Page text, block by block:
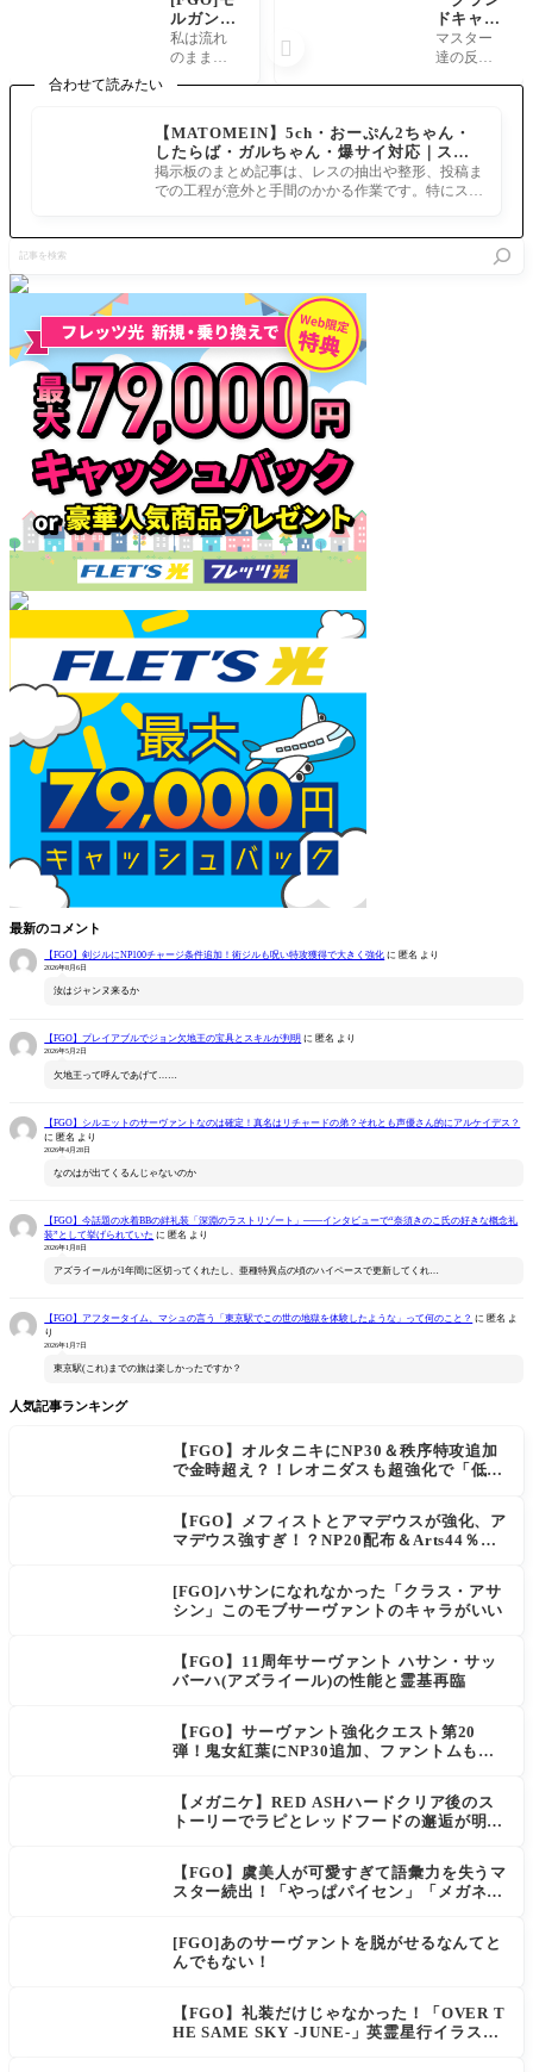
合わせて読みたい
【MATOMEIN】5ch・おーぷん2ちゃん・
したらば・ガルちゃん・爆サイ対応｜スマ
ホでまとめ記事を作れるアプリ FGOのまと
め記事ができるまで
掲示板のまとめ記事は、レスの抽出や整形、投稿ま
での工程が意外と手間のかかる作業です。特にスマ
を
検
最新のコメント
【FGO】剣ジルにNP100チャージ条件追加！術ジルも呪い特攻獲得で大きく強化 に 匿名 より
2026年8月6日
汝はジャンヌ来るか
【FGO】プレイアブルでジョン欠地王の宝具とスキルが判明 に 匿名 より
2026年5月2日
欠地王って呼んであげて……
【FGO】シルエットのサーヴァントなのは確定！真名はリチャードの弟？それとも声優さん的にアルケイデス？
に 匿名 より
2026年4月28日
なのはが出てくるんじゃないのか
【FGO】今話題の水着BBの絆礼装「深淵のラストリゾート」――インタビューで“奈須きのこ氏の好きな概念礼
装”として挙げられていた に 匿名 より
2026年1月8日
アズライールが1年間に区切ってくれたし、亜種特異点の頃のハイペースで更新してくれ…
【FGO】アフタータイム、マシュの言う「東京駅でこの世の地獄を体験したような」って何のこと？ に 匿名 よ
り
2026年1月7日
東京駅(これ)までの旅は楽しかったですか？
人気記事ランキング
【FGO】オルタニキにNP30＆秩序特攻追加
で金時超え？！レオニダスも超強化で「低レ
【FGO】メフィストとアマデウスが強化、ア
マデウス強すぎ！？NP20配布＆Arts44％強
[FGO]ハサンになれなかった「クラス・アサ
シン」このモブサーヴァントのキャラがいい
【FGO】11周年サーヴァント ハサン・サッ
バーハ(アズライール)の性能と霊基再臨
【FGO】サーヴァント強化クエスト第20
弾！鬼女紅葉にNP30追加、ファントムも大
【メガニケ】RED ASHハードクリア後のス
トーリーでラピとレッドフードの邂逅が明か
【FGO】虞美人が可愛すぎて語彙力を失うマ
スター続出！「やっぱパイセン」「メガネよ
[FGO]あのサーヴァントを脱がせるなんてと
んでもない！
【FGO】礼装だけじゃなかった！「OVER T
HE SAME SKY -JUNE-」英霊星行イラスト
ルガン陛
下、竹馬
を欲しが
です。女
王用のも
のを献上
する事を
私は流れ
のまま
や、癒さ
れ…
ドキャス
ター誰に
する？」
マスター
達の反応
から孔明
マーリン
でバフれ
ばいいか
